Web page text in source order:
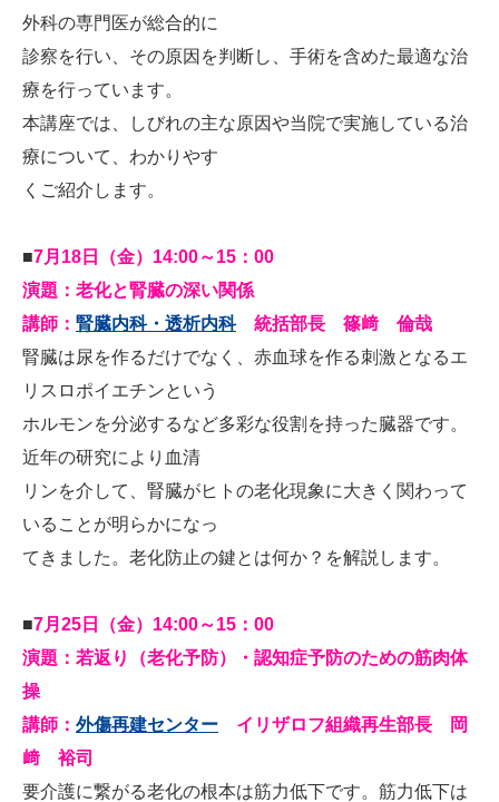
外科の専門医が総合的に
診察を行い、その原因を判断し、手術を含めた最適な治
療を行っています。
本講座では、しびれの主な原因や当院で実施している治
療について、わかりやす
くご紹介します。
■7月18日（金）14:00～15：00
演題：老化と腎臓の深い関係
講師： 腎臓内科・透析内科統括部長 篠﨑 倫哉
腎臓は尿を作るだけでなく、赤血球を作る刺激となるエ
リスロポイエチンという
ホルモンを分泌するなど多彩な役割を持った臓器です。
近年の研究により血清
リンを介して、腎臓がヒトの老化現象に大きく関わって
いることが明らかになっ
てきました。老化防止の鍵とは何か？を解説します。
■7月25日（金）14:00～15：00
演題：若返り（老化予防）・認知症予防のための筋肉体
操
講師： 外傷再建センター イリザロフ組織再生部長 岡
﨑 裕司
要介護に繋がる老化の根本は筋力低下です。筋力低下は